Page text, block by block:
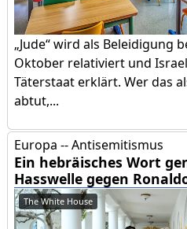
„Jude“ wird als Beleidigung
Oktober relativiert und
Täterstaat erklärt. Wer das
abtut,...
Europa -- Antisemitismus
Ein hebräisches Wort
Hasswelle gegen
The White House